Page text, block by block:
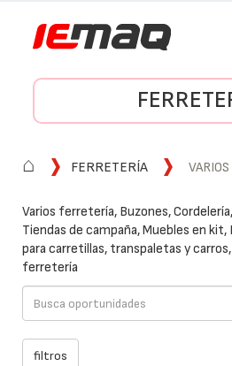
⌂ FERRETERÍA
Varios ferretería, Buzones,
Tiendas de campaña, Muebles en kit,
para carretillas, transpaletas y
ferretería